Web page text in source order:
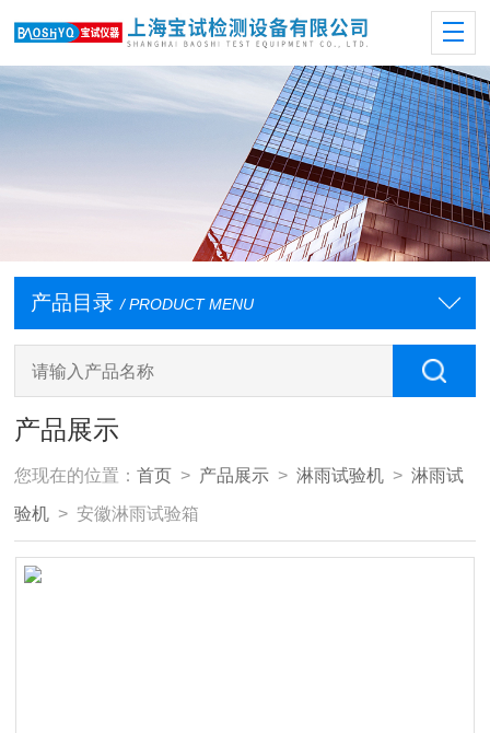
产品目录 / PRODUCT MENU
产品展示
您现在的位置：首页 > 产品展示 >淋雨试验机 >淋雨试
验机 > 安徽淋雨试验箱